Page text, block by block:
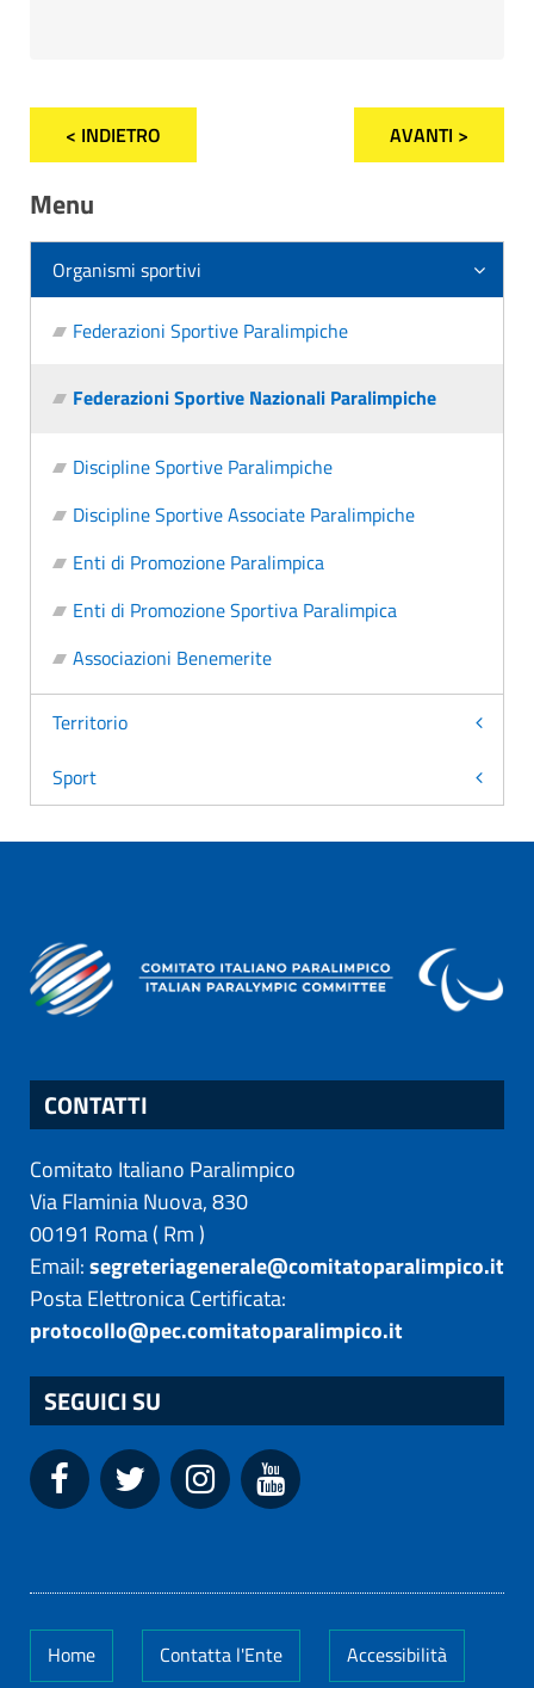
< INDIETRO AVANTI >
Menu
Organismi sportivi
Federazioni Sportive Paralimpiche
Federazioni Sportive Nazionali Paralimpiche
Discipline Sportive Paralimpiche
Discipline Sportive Associate Paralimpiche
Enti di Promozione Paralimpica
Enti di Promozione Sportiva Paralimpica
Associazioni Benemerite
Territorio
Sport
CONTATTI
Comitato Italiano Paralimpico
Via Flaminia Nuova, 830
00191 Roma( Rm)
Email:segreteriagenerale@comitatoparalimpico.it
Posta Elettronica Certificata:
protocollo@pec.comitatoparalimpico.it
SEGUICI SU
Home Contatta l'Ente Accessibilità